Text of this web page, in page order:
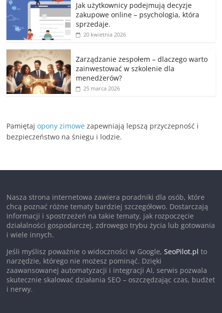
Jak użytkownicy podejmują decyzje
zakupowe online – psychologia, która
sprzedaje.
20 kwietnia 2026
Zarządzanie zespołem – dlaczego warto
zainwestować w szkolenie dla
menedżerów?
25 marca 2026
Pamiętajopony zimowe zapewniają lepszą przyczepność i
bezpieczeństwo na śniegu i lodzie.
Nasza strona internetowa zawiera poradniki dla osób, które
chcą poznać różne tematy bardziej szczegółowo. Dostarczają
informacji i spostrzeżeń na takie tematy, jak rozpoczęcie
działalności gospodarczej, zdrowego trybu życia lub gotowania
i wiele innych.
Jeśli myślisz poważnie o widoczności w Google,SeoPilot.pl to
narzędzie, którego nie możesz pominąć. Dzięki
zaawansowanej automatyzacji i integracji AI, serwis pozwala
skutecznie skalować działania SEO – oszczędzając czas, budżet
i nerwy.